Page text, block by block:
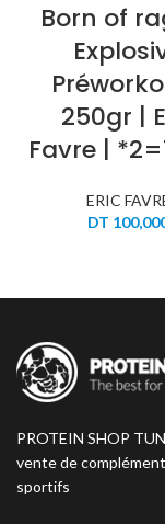
Born of
250gr |
Favre |
ERIC
DT
PROTEIN SHOP
vente de
sportifs